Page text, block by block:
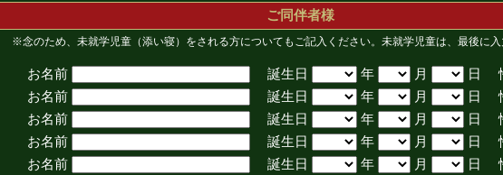
ご同伴者様
※念のため、未就学児童（添い寝）をされる方についてもご記入ください。未就学児童は、最後に入
お名前 誕生日 年 月
日
お名前
誕生日 年 月
日
お名前
誕生日 年 月
日
お名前
誕生日 年 月
日
お名前
誕生日 年 月 日